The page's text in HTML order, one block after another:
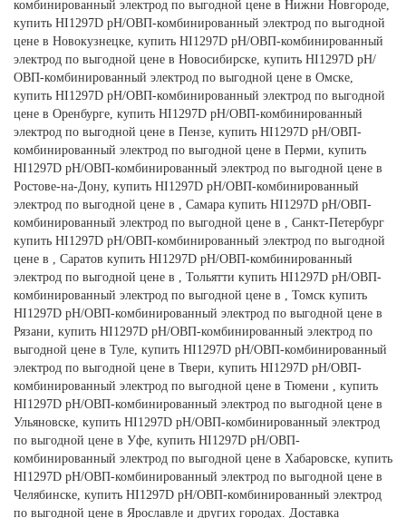
комбинированный электрод по выгодной цене в Нижни Новгороде,
купить HI1297D рН/ОВП-комбинированный электрод по выгодной
цене в Новокузнецке, купить HI1297D рН/ОВП-комбинированный
электрод по выгодной цене в Новосибирске, купить HI1297D рН/
ОВП-комбинированный электрод по выгодной цене в Омске,
купить HI1297D рН/ОВП-комбинированный электрод по выгодной
цене в Оренбурге, купить HI1297D рН/ОВП-комбинированный
электрод по выгодной цене в Пензе, купить HI1297D рН/ОВП-
комбинированный электрод по выгодной цене в Перми, купить
HI1297D рН/ОВП-комбинированный электрод по выгодной цене в
Ростове-на-Дону, купить HI1297D рН/ОВП-комбинированный
электрод по выгодной цене в , Самара купить HI1297D рН/ОВП-
комбинированный электрод по выгодной цене в , Санкт-Петербург
купить HI1297D рН/ОВП-комбинированный электрод по выгодной
цене в , Саратов купить HI1297D рН/ОВП-комбинированный
электрод по выгодной цене в , Тольятти купить HI1297D рН/ОВП-
комбинированный электрод по выгодной цене в , Томск купить
HI1297D рН/ОВП-комбинированный электрод по выгодной цене в
Рязани, купить HI1297D рН/ОВП-комбинированный электрод по
выгодной цене в Туле, купить HI1297D рН/ОВП-комбинированный
электрод по выгодной цене в Твери, купить HI1297D рН/ОВП-
комбинированный электрод по выгодной цене в Тюмени , купить
HI1297D рН/ОВП-комбинированный электрод по выгодной цене в
Ульяновске, купить HI1297D рН/ОВП-комбинированный электрод
по выгодной цене в Уфе, купить HI1297D рН/ОВП-
комбинированный электрод по выгодной цене в Хабаровске, купить
HI1297D рН/ОВП-комбинированный электрод по выгодной цене в
Челябинске, купить HI1297D рН/ОВП-комбинированный электрод
по выгодной цене в Ярославле и других городах. Доставка